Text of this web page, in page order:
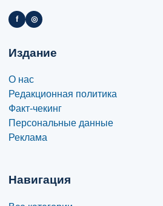
f ◎
Издание
О нас
Редакционная политика
Факт-чекинг
Персональные данные
Реклама
Навигация